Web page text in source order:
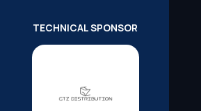
TECHNICAL SPONSOR